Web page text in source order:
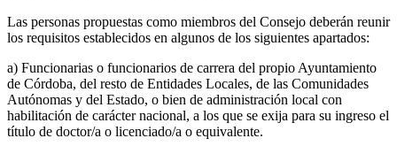
Las personas propuestas como miembros del Consejo deberán reunir
los requisitos establecidos en algunos de los siguientes apartados:
a) Funcionarias o funcionarios de carrera del propio Ayuntamiento
de Córdoba, del resto de Entidades Locales, de las Comunidades
Autónomas y del Estado, o bien de administración local con
habilitación de carácter nacional, a los que se exija para su ingreso el
título de doctor/a o licenciado/a o equivalente.